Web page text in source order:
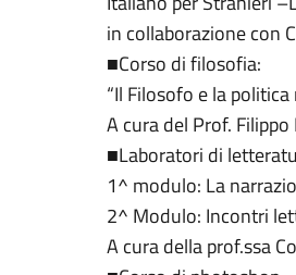
in collaborazione con
■Corso di filosofia:
“Il Filosofo e la
A cura del Prof. Filippo
■Laboratori di
1^ modulo: La
2^ Modulo: Incontri
A cura della prof.ssa